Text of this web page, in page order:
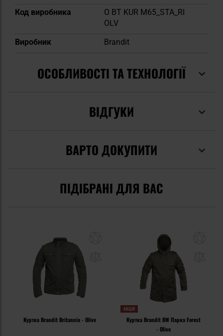
Код виробника
O BT KUR M65_STA_RI
OLV
Виробник
Brandit
ОСОБЛИВОСТІ ТА ТЕХНОЛОГІЇ
ВІДГУКИ
ВАРТО ДОКУПИТИ
ПІДІБРАНІ ДЛЯ ВАС
Куртка Brandit Britannia - Olive
АКЦІЯ
Куртка Brandit BW Парка Forest
- Olive